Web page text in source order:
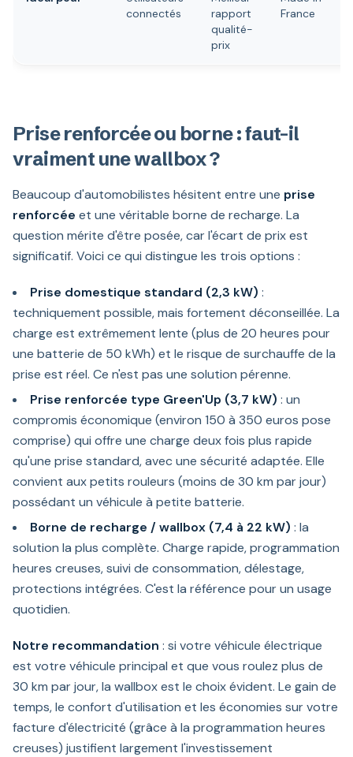
connectés
rapport
qualité-
prix
France
Prise renforcée ou borne : faut-il
vraiment une wallbox ?
Beaucoup d'automobilistes hésitent entre une prise
renforcée et une véritable borne de recharge. La
question mérite d'être posée, car l'écart de prix est
significatif. Voici ce qui distingue les trois options :
Prise domestique standard (2,3 kW) :
techniquement possible, mais fortement déconseillée. La
charge est extrêmement lente (plus de 20 heures pour
une batterie de 50 kWh) et le risque de surchauffe de la
prise est réel. Ce n'est pas une solution pérenne.
Prise renforcée type Green'Up (3,7 kW) : un
compromis économique (environ 150 à 350 euros pose
comprise) qui offre une charge deux fois plus rapide
qu'une prise standard, avec une sécurité adaptée. Elle
convient aux petits rouleurs (moins de 30 km par jour)
possédant un véhicule à petite batterie.
Borne de recharge / wallbox (7,4 à 22 kW) : la
solution la plus complète. Charge rapide, programmation
heures creuses, suivi de consommation, délestage,
protections intégrées. C'est la référence pour un usage
quotidien.
Notre recommandation : si votre véhicule électrique
est votre véhicule principal et que vous roulez plus de
30 km par jour, la wallbox est le choix évident. Le gain de
temps, le confort d'utilisation et les économies sur votre
facture d'électricité (grâce à la programmation heures
creuses) justifient largement l'investissement